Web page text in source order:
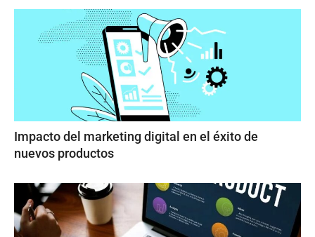
Impacto del marketing digital en el éxito de
nuevos productos